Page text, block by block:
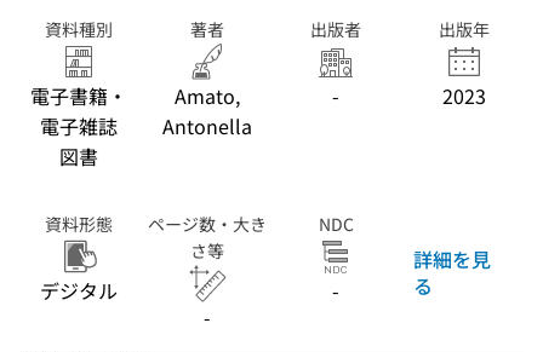
資料種別
電子書籍・
電子雑誌
図書
著者
Amato,
Antonella
出版者
-
出版年
2023
資料形態
デジタル
ページ数・大き
さ等
-
NDC
-
詳細を見
る